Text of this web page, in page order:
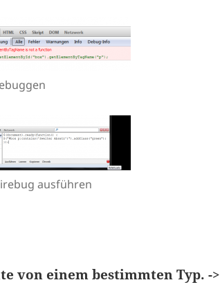
ausführen
von einem bestimmten Typ. ->